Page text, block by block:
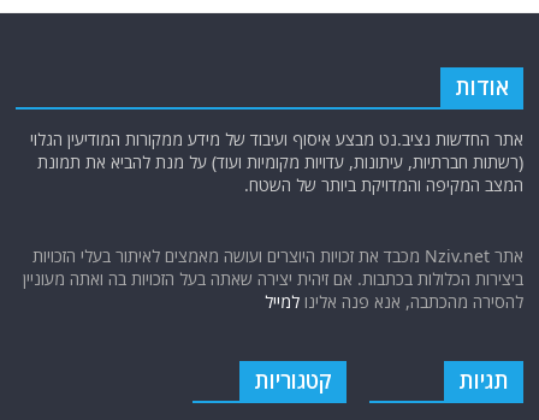
אודות
אתר החדשות נציב.נט מבצע איסוף ועיבוד של מידע ממקורות המודיעין הגלוי
(רשתות חברתיות, עיתונות, עדויות מקומיות ועוד) על מנת להביא את תמונת
המצב המקיפה והמדויקת ביותר של השטח.
אתר Nziv.net מכבד את זכויות היוצרים ועושה מאמצים לאיתור בעלי הזכויות
ביצירות הכלולות בכתבות. אם זיהית יצירה שאתה בעל הזכויות בה ואתה מעוניין
להסירה מהכתבה, אנא פנה אלינולמייל
תגיות קטגוריות